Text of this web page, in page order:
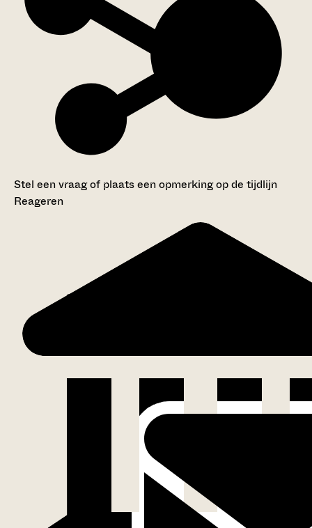
Stel een vraag of plaats een opmerking op de tijdlijn
Reageren